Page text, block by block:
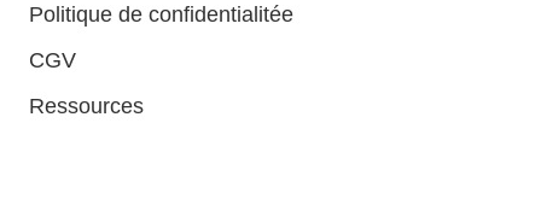
Politique de confidentialitée
CGV
Ressources